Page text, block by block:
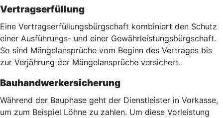
Vertragserfüllung
Eine Vertragserfüllungsbürgschaft kombiniert den Schutz
einer Ausführungs- und einer Gewährleistungsbürgschaft.
So sind Mängelansprüche vom Beginn des Vertrages bis
zur Verjährung der Mängelansprüche versichert.
Bauhandwerkersicherung
Während der Bauphase geht der Dienstleister in Vorkasse,
um zum Beispiel Löhne zu zahlen. Um diese Vorleistung